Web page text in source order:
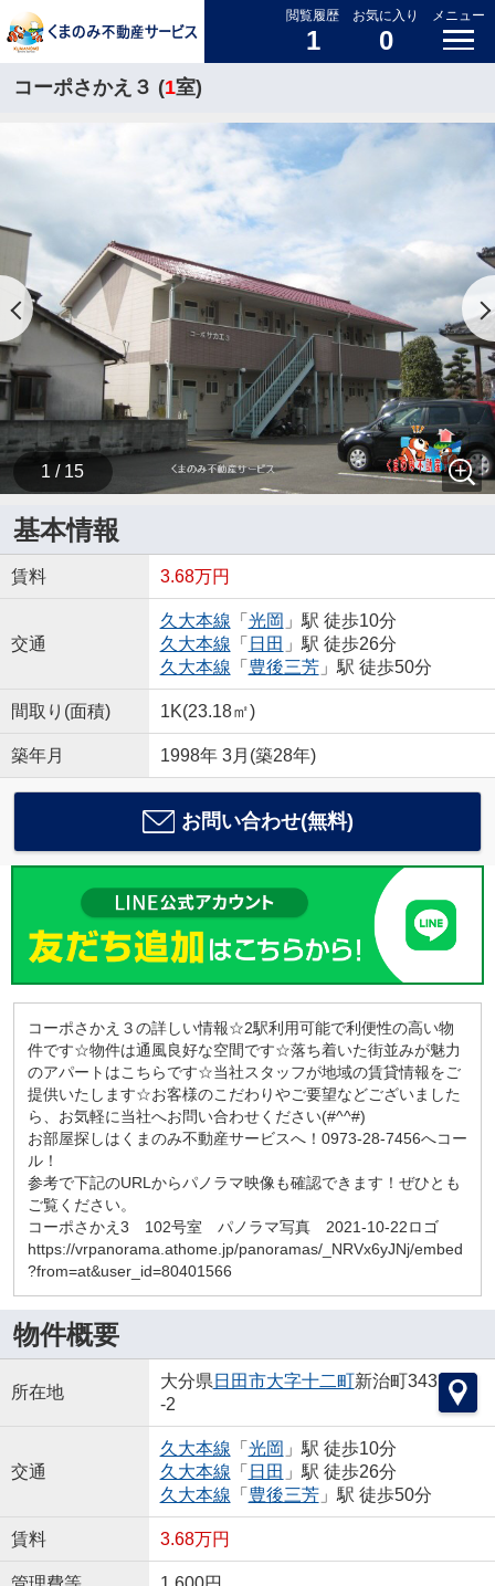
閲覧履歴
1
お気に入り
0
メニュー
コーポさかえ３ (1室)
1 / 15
基本情報
賃料 3.68万円
交通
久大本線 「 光岡 」駅 徒歩10分
久大本線 「 日田 」駅 徒歩26分
久大本線 「 豊後三芳」駅 徒歩50分
間取り(面積) 1K(23.18㎡)
築年月 1998年 3月(築28年)
お問い合わせ(無料)
コーポさかえ３の詳しい情報☆2駅利用可能で利便性の高い物
件です☆物件は通風良好な空間です☆落ち着いた街並みが魅力
のアパートはこちらです☆当社スタッフが地域の賃貸情報をご
提供いたします☆お客様のこだわりやご要望などございました
ら、お気軽に当社へお問い合わせください(#^^#)
お部屋探しはくまのみ不動産サービスへ！0973-28-7456へコー
ル！
参考で下記のURLからパノラマ映像も確認できます！ぜひとも
ご覧ください。
コーポさかえ3 102号室 パノラマ写真 2021-10-22ロゴ
https://vrpanorama.athome.jp/panoramas/_NRVx6yJNj/embed
?from=at&user_id=80401566
物件概要
所在地
大分県日田市大字十二町新治町343
-2
交通
久大本線 「 光岡 」駅 徒歩10分
久大本線 「 日田 」駅 徒歩26分
久大本線 「 豊後三芳」駅 徒歩50分
賃料 3.68万円